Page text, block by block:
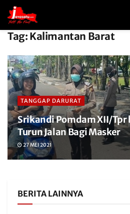
Tag: Kalimantan Barat
TANGGAP DARURAT
Srikandi Pomdam XII/Tpr
Turun Jalan Bagi Masker
27 MEI 2021
BERITA LAINNYA